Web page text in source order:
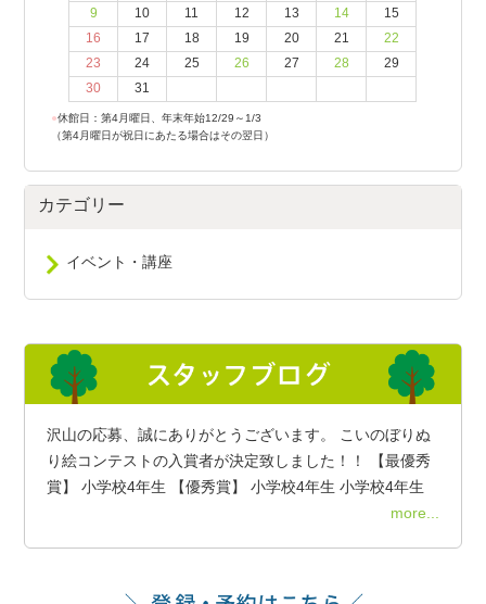
9
10 11 12 13 14
15
16
17 18 19 20 21
22
23
24 25 26 27 28
29
30
31
●休館日：第4月曜日、年末年始12/29～1/3
（第4月曜日が祝日にあたる場合はその翌日）
カテゴリー
イベント・講座
沢山の応募、誠にありがとうございます。 こいのぼりぬ
り絵コンテストの入賞者が決定致しました！！ 【最優秀
賞】 小学校4年生 【優秀賞】 小学校4年生 小学校4年生
more...